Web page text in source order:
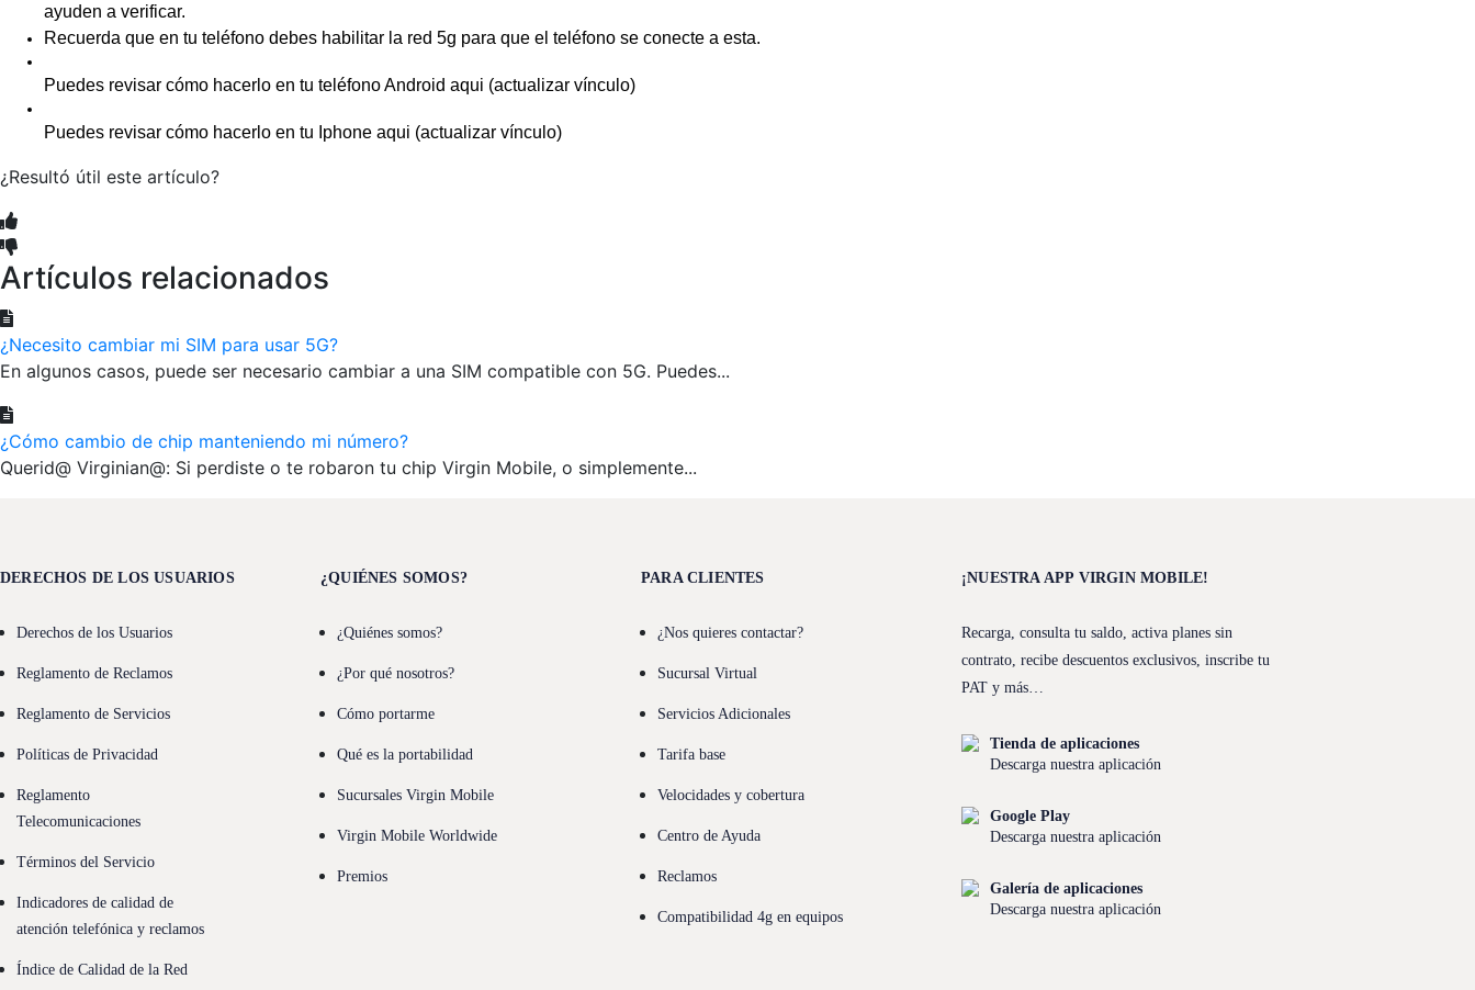
ayuden a verificar.
Recuerda que en tu teléfono debes habilitar la red 5g para que el teléfono se conecte a esta.
Puedes revisar cómo hacerlo en tu teléfono Android aqui (actualizar vínculo)
Puedes revisar cómo hacerlo en tu Iphone aqui (actualizar vínculo)
¿Resultó útil este artículo?
Artículos relacionados
¿Necesito cambiar mi SIM para usar 5G?
En algunos casos, puede ser necesario cambiar a una SIM compatible con 5G. Puedes...
¿Cómo cambio de chip manteniendo mi número?
Querid@ Virginian@: Si perdiste o te robaron tu chip Virgin Mobile, o simplemente...
DERECHOS DE LOS USUARIOS
Derechos de los Usuarios
Reglamento de Reclamos
Reglamento de Servicios
Políticas de Privacidad
Reglamento
Telecomunicaciones
Términos del Servicio
Indicadores de calidad de
atención telefónica y reclamos
Índice de Calidad de la Red
¿QUIÉNES SOMOS?
¿Quiénes somos?
¿Por qué nosotros?
Cómo portarme
Qué es la portabilidad
Sucursales Virgin Mobile
Virgin Mobile Worldwide
Premios
PARA CLIENTES
¿Nos quieres contactar?
Sucursal Virtual
Servicios Adicionales
Tarifa base
Velocidades y cobertura
Centro de Ayuda
Reclamos
Compatibilidad 4g en equipos
¡NUESTRA APP VIRGIN MOBILE!
Recarga, consulta tu saldo, activa planes sin
contrato, recibe descuentos exclusivos, inscribe tu
PAT y más…
Tienda de aplicaciones
Descarga nuestra aplicación
Google Play
Descarga nuestra aplicación
Galería de aplicaciones
Descarga nuestra aplicación